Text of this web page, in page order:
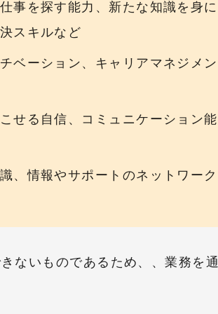
事を探す能力、新たな知識を身に
スキルなど
ベーション、キャリアマネジメン
せる自信、コミュニケーション能
、情報やサポートのネットワーク
ないものであるため、、業務を通